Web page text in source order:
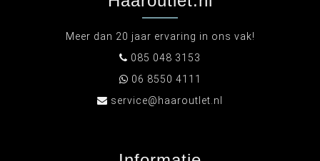
Meer dan 20 jaar ervaring in ons vak!
085 048 3153
06 8550 4111
service@haaroutlet.nl